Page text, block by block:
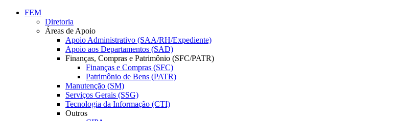
Conteúdo principal
FEM
Diretoria
Áreas de Apoio
Apoio Administrativo (SAA/RH/Expediente)
Apoio aos Departamentos (SAD)
Finanças, Compras e Patrimônio (SFC/PATR)
Finanças e Compras (SFC)
Patrimônio de Bens (PATR)
Manutenção (SM)
Serviços Gerais (SSG)
Tecnologia da Informação (CTI)
Outros